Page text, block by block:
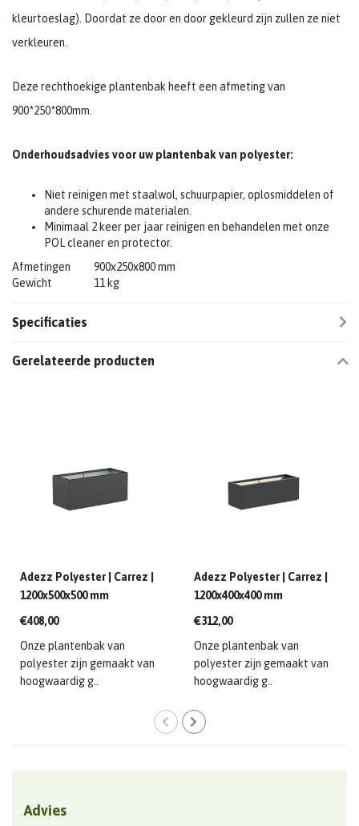
kleurtoeslag). Doordat ze door en door gekleurd zijn zullen ze niet
verkleuren.
Deze rechthoekige plantenbak heeft een afmeting van
900*250*800mm.
Onderhoudsadvies voor uw plantenbak van polyester:
Niet reinigen met staalwol, schuurpapier, oplosmiddelen of
andere schurende materialen.
Minimaal 2 keer per jaar reinigen en behandelen met onze
POL cleaner en protector.
Afmetingen
900x250x800 mm
Gewicht
11 kg
Specificaties
Gerelateerde producten
Adezz Polyester | Carrez |
1200x500x500 mm
€408,00
Onze plantenbak van
polyester zijn gemaakt van
hoogwaardig g..
Adezz Polyester | Carrez |
1200x400x400 mm
€312,00
Onze plantenbak van
polyester zijn gemaakt van
hoogwaardig g..
Advies